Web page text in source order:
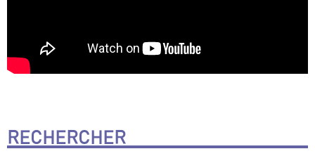
RECHERCHER